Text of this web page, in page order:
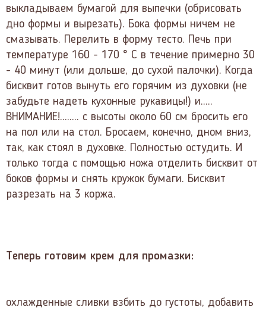
выкладываем бумагой для выпечки (обрисовать
дно формы и вырезать). Бока формы ничем не
смазывать. Перелить в форму тесто. Печь при
температуре 160 - 170 ° С в течение примерно 30
- 40 минут (или дольше, до сухой палочки). Когда
бисквит готов вынуть его горячим из духовки (не
забудьте надеть кухонные рукавицы!) и.....
ВНИМАНИЕ!........ с высоты около 60 см бросить его
на пол или на стол. Бросаем, конечно, дном вниз,
так, как стоял в духовке. Полностью остудить. И
только тогда с помощью ножа отделить бисквит от
боков формы и снять кружок бумаги. Бисквит
разрезать на 3 коржа.
Теперь готовим крем для промазки:
охлажденные сливки взбить до густоты, добавить